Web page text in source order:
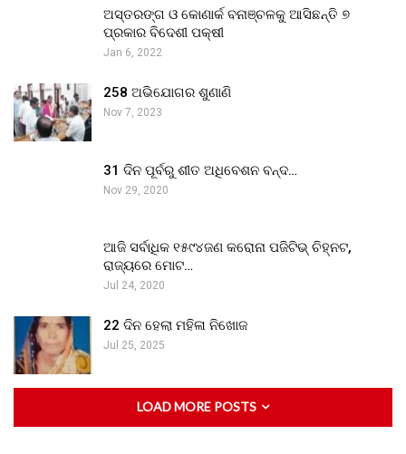
ଅସ୍ତରଙ୍ଗ ଓ କୋଣାର୍କ ବନାଞ୍ଚଳକୁ ଆସିଛନ୍ତି ୭
ପ୍ରକାର ବିଦେଶୀ ପକ୍ଷୀ
Jan 6, 2022
258 ଅଭିଯୋଗର ଶୁଣାଣି
Nov 7, 2023
31 ଦିନ ପୂର୍ବରୁ ଶୀତ ଅଧିବେଶନ ବନ୍ଦ…
Nov 29, 2020
ଆଜି ସର୍ବାଧିକ ୧୫୯୪ଜଣ କରୋନା ପଜିଟିଭ୍ ଚିହ୍ନଟ,
ରାଜ୍ୟରେ ମୋଟ…
Jul 24, 2020
22 ଦିନ ହେଲା ମହିଳା ନିଖୋଜ
Jul 25, 2025
LOAD MORE POSTS